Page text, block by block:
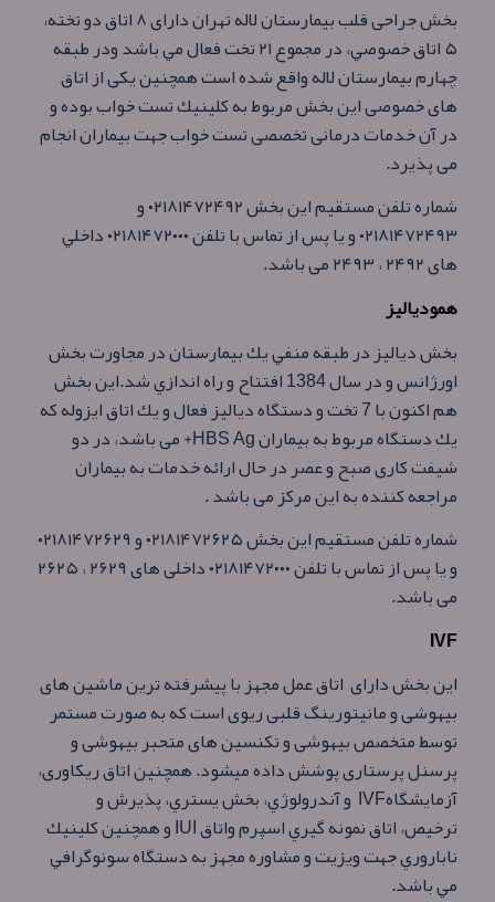
بخش جراحی قلب بیمارستان لاله تهران دارای ۸ اتاق دو تخته،
۵ اتاق خصوصي، در مجموع ۲۱ تخت فعال مي باشد ودر طبقه
چهارم بيمارستان لاله واقع شده است همچنين يكی از اتاق
های خصوصی اين بخش مربوط به كلينيك تست خواب بوده و
در آن خدمات درمانی تخصصی تست خواب جهت بيماران انجام
می پذيرد.
شماره تلفن مستقيم اين بخش ۰۲۱۸۱۴۷۲۴۹۲ و
۰۲۱۸۱۴۷۲۴۹۳ و يا پس از تماس با تلفن ۰۲۱۸۱۴۷۲۰۰۰ داخلي
های ۲۴۹۲ ، ۲۴۹۳ می باشد.
همودیالیز
بخش دياليز در طبقه منفي يك بیمارستان در مجاورت بخش
اورژانس و در سال 1384 افتتاح و راه اندازي شد.اين بخش
هم اكنون با 7 تخت و دستگاه دياليز فعال و يك اتاق ايزوله كه
يك دستگاه مربوط به بيماران HBS Ag+ می باشد، در دو
شيفت كاری صبح و عصر در حال ارائه خدمات به بیماران
مراجعه کننده به این مرکز می باشد .
شماره تلفن مستقيم اين بخش ۰۲۱۸۱۴۷۲۶۲۵ و ۰۲۱۸۱۴۷۲۶۲۹
و يا پس از تماس با تلفن ۰۲۱۸۱۴۷۲۰۰۰ داخلی های ۲۶۲۹ ، ۲۶۲۵
می باشد.
IVF
این بخش دارای اتاق عمل مجهز با پیشرفته ترین ماشین های
بیهوشی و مانیتورینگ قلبی ریوی است که به صورت مستمر
توسط متخصص بیهوشی و تکنسین های متحبر بیهوشی و
پرسنل پرستاری پوشش داده میشود. همچنین اتاق ریکاوری،
آزمايشگاهIVF و آندرولوژي، بخش يستري، پذيرش و
ترخيص، اتاق نمونه گيري اسپرم واتاق IUI و همچنين كلينيك
ناباروري جهت ويزيت و مشاوره مجهز به دستگاه سونوگرافي
مي باشد.